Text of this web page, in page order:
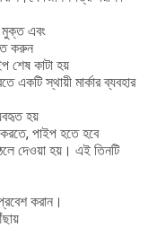
মুক্ত এবং
করুন
শেষ কাটা হয়
একটি স্থায়ী মার্কার ব্যবহার
হয়
পাইপ হতে হবে
দেওয়া হয়। এই তিনটি
করান।